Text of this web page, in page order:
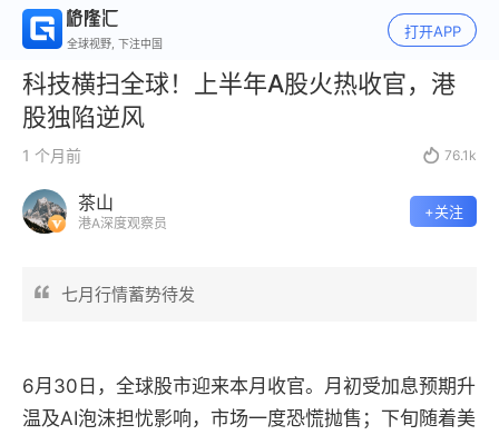
全球视野, 下注中国
打开APP
科技横扫全球！上半年A股火热收官，港
股独陷逆风
1 个月前  76.1k
茶山
港A深度观察员
+关注
七月行情蓄势待发
6月30日，全球股市迎来本月收官。 月初受加息预期升
温及AI泡沫担忧影响，市场一度恐慌抛售；下旬随着美